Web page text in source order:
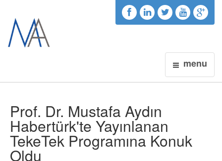
menu
Prof. Dr. Mustafa Aydın
Habertürk'te Yayınlanan
TekeTek Programına Konuk
Oldu